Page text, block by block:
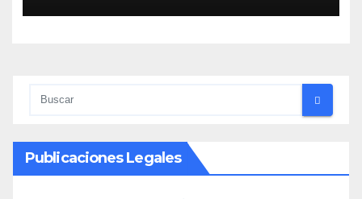
nacional
Publicaciones Legales